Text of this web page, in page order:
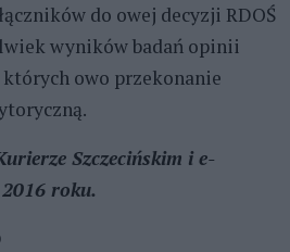
do owej decyzji RDOŚ
wyników badań opinii
owo przekonanie
Szczecińskim i e-
roku.